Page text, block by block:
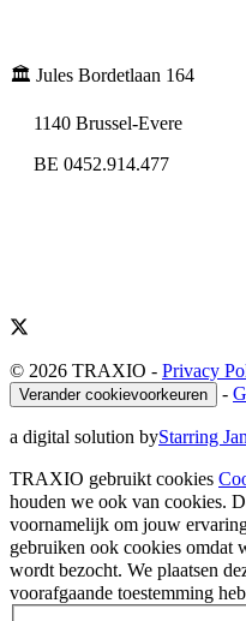
🏛️ Jules Bordetlaan 164
1140 Brussel-Evere
BE 0452.914.477
© 2026 TRAXIO - Privacy
Verander cookievoorkeuren -
a digital solution byStarring
TRAXIO gebruikt cookies
houden we ook van cookies.
voornamelijk om jouw
gebruiken ook cookies omdat
wordt bezocht. We plaatsen
voorafgaande toestemming